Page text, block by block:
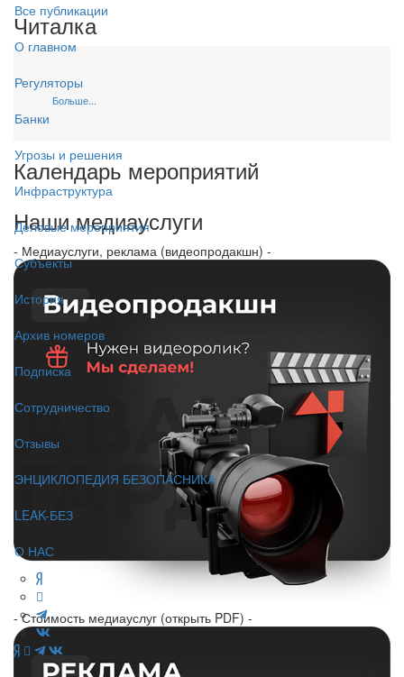
Все публикации
О главном
Регуляторы
Банки
Угрозы и решения
Инфраструктура
Деловые мероприятия
Субъекты
История
Архив номеров
Подписка
Сотрудничество
Отзывы
ЭНЦИКЛОПЕДИЯ БЕЗОПАСНИКА
LEAK-БЕЗ
О НАС
Читалка
Больше...
Календарь мероприятий
Наши медиауслуги
- Медиауслуги, реклама (видеопродакшн) -
- Стоимость медиауслуг (открыть PDF) -